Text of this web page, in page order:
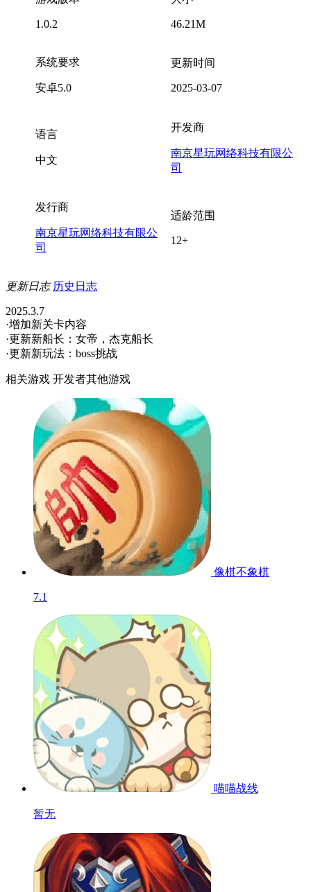
1.0.2 46.21M
系统要求
安卓5.0
更新时间
2025-03-07
语言
中文
开发商
南京星玩网络科技有限公
司
发行商
南京星玩网络科技有限公
司
适龄范围
12+
更新日志 历史日志
2025.3.7
·增加新关卡内容
·更新新船长：女帝，杰克船长
·更新新玩法：boss挑战
相关游戏 开发者其他游戏
像棋不象棋
7.1
喵喵战线
暂无